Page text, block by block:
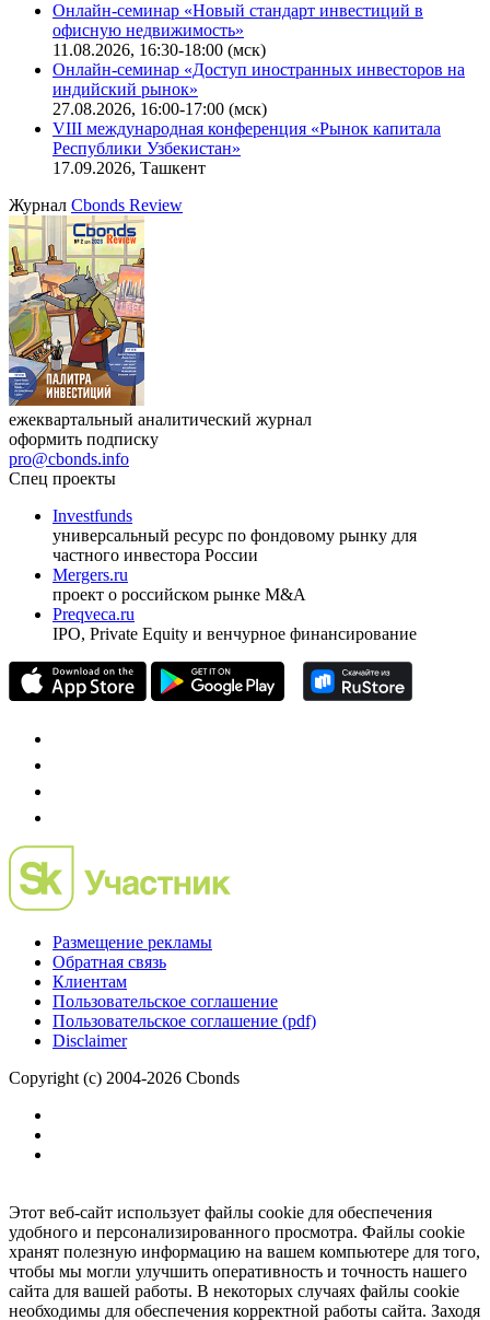
Онлайн-семинар «Новый стандарт инвестиций в
офисную недвижимость»
11.08.2026, 16:30-18:00 (мск)
Онлайн-семинар «Доступ иностранных инвесторов на
индийский рынок»
27.08.2026, 16:00-17:00 (мск)
VIII международная конференция «Рынок капитала
Республики Узбекистан»
17.09.2026, Ташкент
Журнал Cbonds Review
ежеквартальный аналитический журнал
оформить подписку
pro@cbonds.info
Спец проекты
Investfunds
универсальный ресурс по фондовому рынку для
частного инвестора России
Mergers.ru
проект о российском рынке M&A
Preqveca.ru
IPO, Private Equity и венчурное финансирование
Размещение рекламы
Обратная связь
Клиентам
Пользовательское соглашение
Пользовательское соглашение (pdf)
Disclaimer
Copyright (c) 2004-2026 Cbonds
Этот веб-сайт использует файлы cookie для обеспечения
удобного и персонализированного просмотра. Файлы cookie
хранят полезную информацию на вашем компьютере для того,
чтобы мы могли улучшить оперативность и точность нашего
сайта для вашей работы. В некоторых случаях файлы cookie
необходимы для обеспечения корректной работы сайта. Заходя